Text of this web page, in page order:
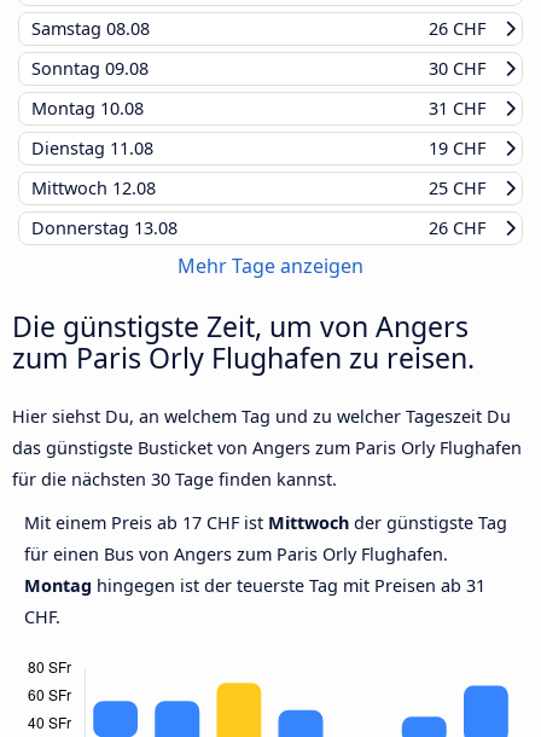
Samstag 08.08
26 CHF
Sonntag 09.08
30 CHF
Montag 10.08
31 CHF
Dienstag 11.08
19 CHF
Mittwoch 12.08
25 CHF
Donnerstag 13.08 26 CHF
Mehr Tage anzeigen
Die günstigste Zeit, um von Angers
zum Paris Orly Flughafen zu reisen.
Hier siehst Du, an welchem Tag und zu welcher Tageszeit Du
das günstigste Busticket von Angers zum Paris Orly Flughafen
für die nächsten 30 Tage finden kannst.
Mit einem Preis ab 17 CHF ist Mittwoch der günstigste Tag
für einen Bus von Angers zum Paris Orly Flughafen.
Montag hingegen ist der teuerste Tag mit Preisen ab 31
CHF.